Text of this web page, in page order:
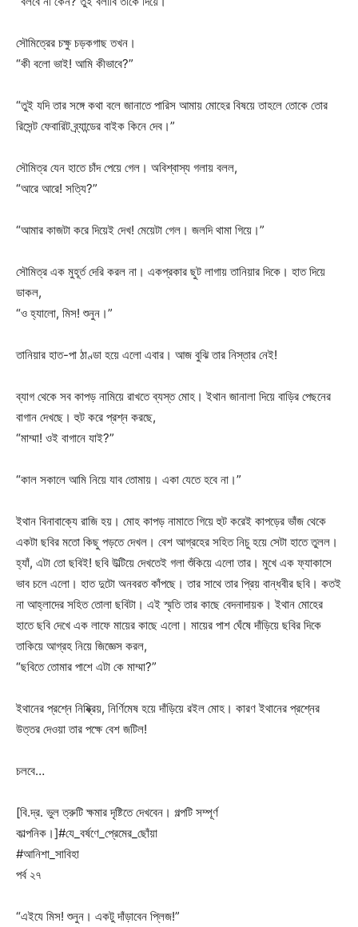
সৌমিত্রের চক্ষু চড়কগাছ তখন।
“কী বলো ভাই! আমি কীভাবে?”
“তুই যদি তার সঙ্গে কথা বলে জানাতে পারিস আমায় মোহের বিষয়ে তাহলে তোকে তোর
রিসেন্ট ফেবারিট ব্র্যান্ডের বাইক কিনে দেব।”
সৌমিত্র যেন হাতে চাঁদ পেয়ে গেল। অবিশ্বাস্য গলায় বলল,
“আরে আরে! সত্যি?”
“আমার কাজটা করে দিয়েই দেখ! মেয়েটা গেল। জলদি থামা গিয়ে।”
সৌমিত্র এক মুহূর্ত দেরি করল না। একপ্রকার ছুট লাগায় তানিয়ার দিকে। হাত দিয়ে
ডাকল,
“ও হ্যালো, মিস! শুনুন।”
তানিয়ার হাত-পা ঠাণ্ডা হয়ে এলো এবার। আজ বুঝি তার নিস্তার নেই!
ব্যাগ থেকে সব কাপড় নামিয়ে রাখতে ব্যস্ত মোহ। ইথান জানালা দিয়ে বাড়ির পেছনের
বাগান দেখছে। হুট করে প্রশ্ন করছে,
“মাম্মা! ওই বাগানে যাই?”
“কাল সকালে আমি নিয়ে যাব তোমায়। একা যেতে হবে না।”
ইথান বিনাবাক্যে রাজি হয়। মোহ কাপড় নামাতে গিয়ে হুট করেই কাপড়ের ভাঁজ থেকে
একটা ছবির মতো কিছু পড়তে দেখল। বেশ আগ্রহের সহিত নিচু হয়ে সেটা হাতে তুলল।
হ্যাঁ, এটা তো ছবিই! ছবি উল্টিয়ে দেখতেই গলা শুঁকিয়ে এলো তার। মুখে এক ফ্যাকাসে
ভাব চলে এলো। হাত দুটো অনবরত কাঁপছে। তার সাথে তার প্রিয় বান্ধবীর ছবি। কতই
না আহ্লাদের সহিত তোলা ছবিটা। এই স্মৃতি তার কাছে বেদনাদায়ক। ইথান মোহের
হাতে ছবি দেখে এক লাফে মায়ের কাছে এলো। মায়ের পাশ ঘেঁষে দাঁড়িয়ে ছবির দিকে
তাকিয়ে আগ্রহ নিয়ে জিজ্ঞেস করল,
“ছবিতে তোমার পাশে এটা কে মাম্মা?”
ইথানের প্রশ্নে নিষ্ক্রিয়, নির্ণিমেষ হয়ে দাঁড়িয়ে রইল মোহ। কারণ ইথানের প্রশ্নের
উত্তর দেওয়া তার পক্ষে বেশ জটিল!
চলবে…
[বি.দ্র. ভুল ত্রুটি ক্ষমার দৃষ্টিতে দেখবেন। গল্পটি সম্পূর্ণ
কাল্পনিক।]#যে_বর্ষণে_প্রেমের_ছোঁয়া
#আনিশা_সাবিহা
পর্ব ২৭
“এইযে মিস! শুনুন। একটু দাঁড়াবেন প্লিজ!”